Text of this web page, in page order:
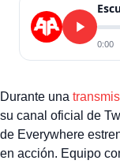
0:00
Durante una
su canal oficial de
de Everywhere
en acción. Equipo